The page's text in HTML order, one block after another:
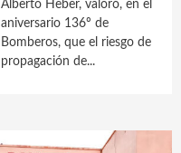
Alberto Heber, valoró, en el
aniversario 136º de
Bomberos, que el riesgo de
propagación de...